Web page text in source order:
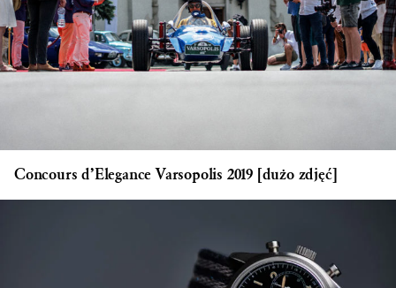
Concours d’Elegance Varsopolis 2019 [dużo zdjęć]